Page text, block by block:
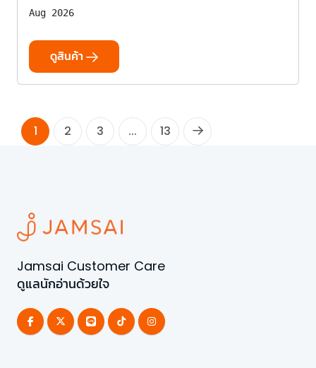
Aug 2026
ดูสินค้า
1 2 3 ... 13
Jamsai Customer Care
ดูแลนักอ่านด้วยใจ